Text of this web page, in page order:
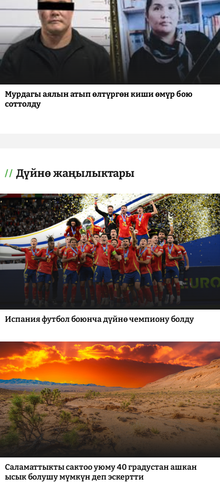
Мурдагы аялын атып өлтүргөн киши өмүр бою
соттолду
Дүйнө жаңылыктары
Испания футбол боюнча дүйнө чемпиону болду
Саламаттыкты сактоо уюму 40 градустан ашкан
ысык болушу мүмкүн деп эскертти